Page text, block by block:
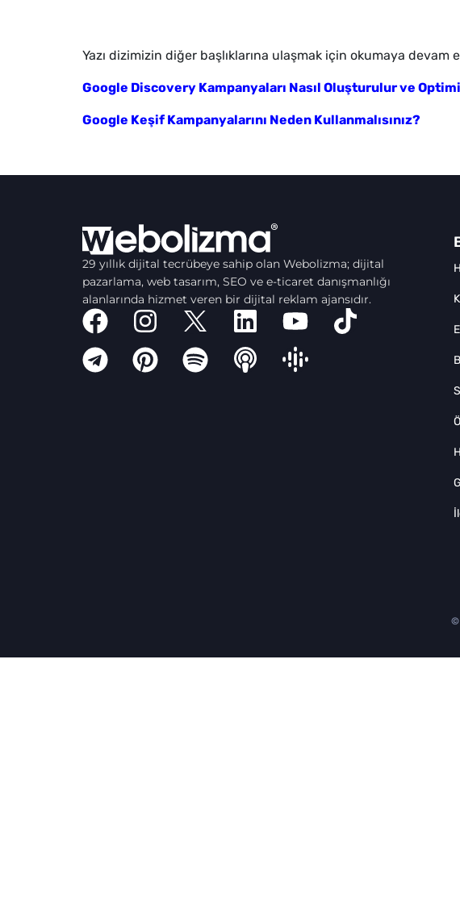
Yazı dizimizin diğer başlıklarına ulaşmak için okumaya devam
Google Discovery Kampanyaları Nasıl Oluşturulur ve
Google Keşif Kampanyalarını Neden Kullanmalısınız?
29 yıllık dijital tecrübeye sahip olan Webolizma; dijital
pazarlama, web tasarım, SEO ve e-ticaret danışmanlığı
alanlarında hizmet veren bir dijital reklam ajansıdır.
©